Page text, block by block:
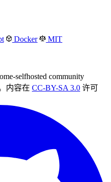
Docker MIT
selfhosted community
内容在 CC-BY-SA 3.0 许可